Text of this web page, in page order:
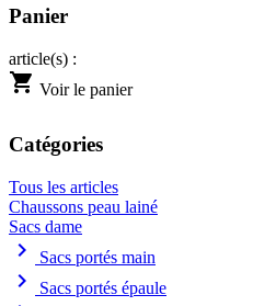
Panier
article(s) :
shopping_cart Voir le panier
Catégories
Tous les articles
Chaussons peau lainé
Sacs dame
chevron_right Sacs portés main
chevron_right Sacs portés épaule